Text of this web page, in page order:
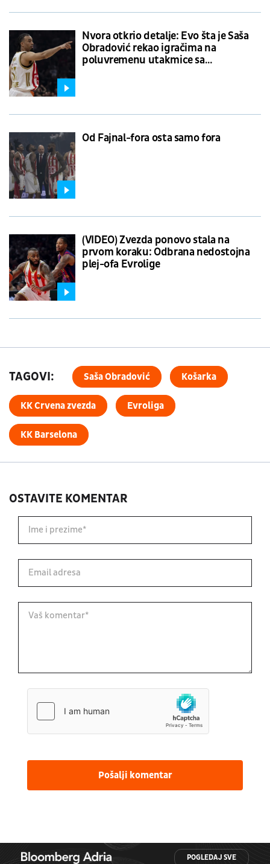
Nvora otkrio detalje: Evo šta je Saša
Obradović rekao igračima na
poluvremenu utakmice sa
Od Fajnal-fora osta samo fora
(VIDEO) Zvezda ponovo stala na
prvom koraku: Odbrana nedostojna
plej-ofa Evrolige
TAGOVI: Saša Obradović Košarka
KK Crvena zvezda Evroliga
KK Barselona
OSTAVITE KOMENTAR
Pošalji komentar
POGLEDAJ SVE